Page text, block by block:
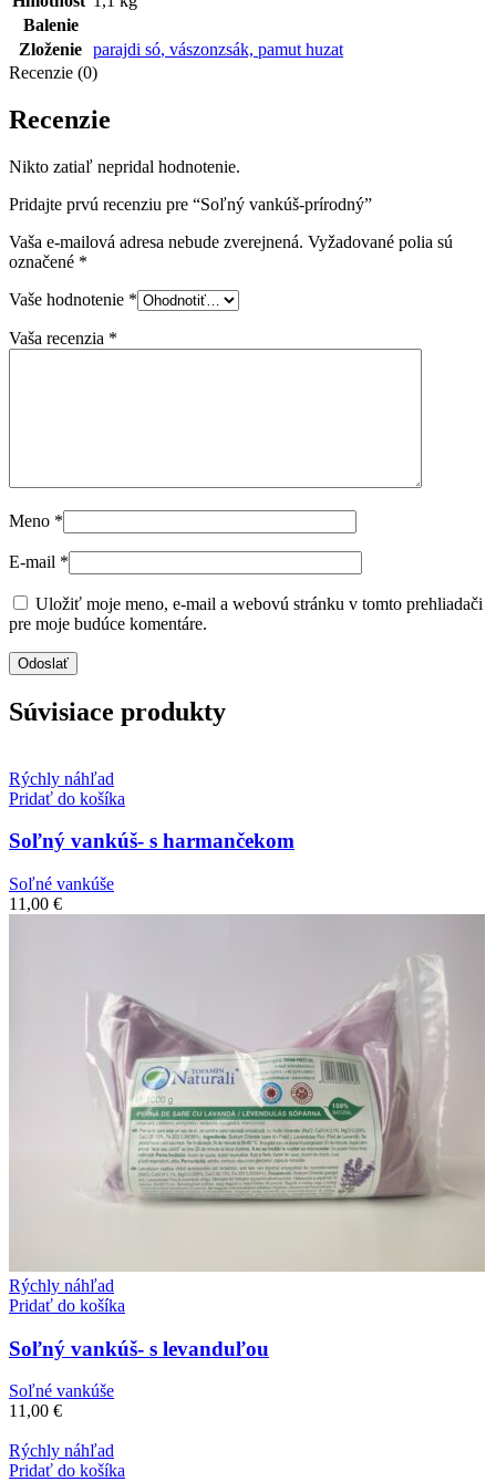
Balenie
Zloženie parajdi só, vászonzsák, pamut huzat
Recenzie (0)
Recenzie
Nikto zatiaľ nepridal hodnotenie.
Pridajte prvú recenziu pre “Soľný vankúš-prírodný”
Vaša e-mailová adresa nebude zverejnená. Vyžadované polia sú
označené *
Vaše hodnotenie *
Vaša recenzia *
Meno *
E-mail *
Uložiť moje meno, e-mail a webovú stránku v tomto prehliadači
pre moje budúce komentáre.
Súvisiace produkty
Rýchly náhľad
Pridať do košíka
Soľný vankúš- s harmančekom
Soľné vankúše
11,00 €
Rýchly náhľad
Pridať do košíka
Soľný vankúš- s levanduľou
Soľné vankúše
11,00 €
Rýchly náhľad
Pridať do košíka